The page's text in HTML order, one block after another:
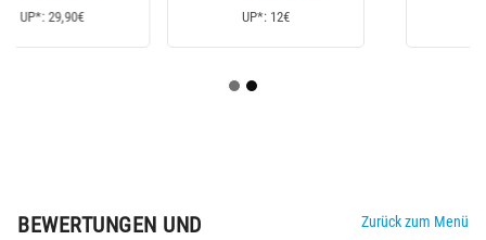
BEWERTUNGEN UND
Zurück zum Menü